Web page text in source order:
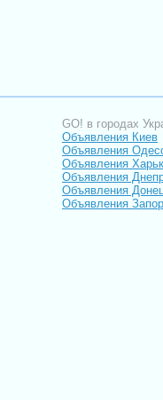
GO! в городах
Объявления Киев
Объявления
Объявления
Объявления
Объявления
Объявления